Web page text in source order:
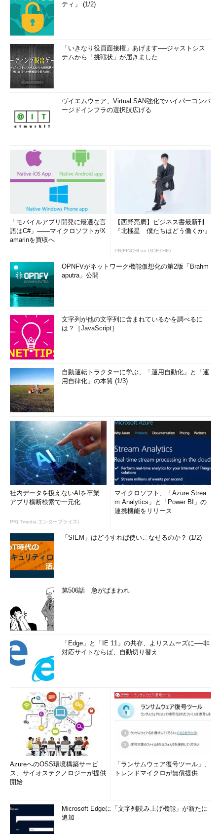
画面6 ポリシー管理用テンプレートを使用したWindows D
efenderの構成
Windows Defenderは自身にスケジュールスキャン機能を備え
ておらず、既定では自動メンテナンスタスクと連動して、更新と
スキャンが行われます。ポリシーを使用すると、定義ファイルの
Windows Updateの代わりにマイクロソフトマルウエア対策セン
ター（MMPC）から定義ファイルを取得するように構成したりで
きます。
Windows DefenderのGUI（MSASCui.exe）を使用して、クラ
イアントPCと同じように管理したいという場合は、「
Windows Defender」の機能を追加することで対応できます（画
面7）。
画面7
「GUI for Windows Defender」の機能を追加して、
この他、レジストリの
「HKEY_LOCAL_MACHINE\SOFTWARE\Microsoft\Windows
Defender」を直接編集することで、Windows Defenderの動作を
構成することもできます。
Windows Server向けの推奨設定について
実は、前出の画面7のWindows Defenderの「Excluded files
and locations」（除外されたファイルと場所）の設定は、
Windows Server Technical Previewをインストールした直後の
既定の設定になります。Windows Server Technical Previewの
Windows Defenderは、既定で一般的なWindows Serverで推奨
既定の除外設定は、以下のサポート技術情報で説明されている
ものに、クラスター共有ボリューム（Cluster Shared Volume：
CSV）のパスである「%systemdrive%\clusterstorage」を加え
たものです。
Virus scanning recommendations for Enterprise
computers that are running currently Supported
versions of Windows
ーのパフォーマンスや正常な動作に影響しないように、クライア
ントPC以上に配慮が必要です。Windows Server Technical
PreviewのWindows Defenderで、一般的なWindows Server向け
の除外設定が既定でなされているのは、マルウエア対策に起因す
るトラブルを少なくしてくれるでしょう。
ただし、Windows Server Technical Previewにインストール
する役割や機能によって、追加の除外を設定した方がよい場合も
あります。
上記のサポート技術情報に従うなら、例えばドメインコントロ
ーラーの場合は、ディレクトリデータベース、SYSVOL共有、
DFS-R（分散ファイルシステムレプリケーション）関連のファイ
ストの場合は、仮想マシンの構成ファイル、仮想ハードディス
ク、チェックポイントの格納先パスの除外設定、および
「%windir%\System32\vmms.exe」と
ティ」 (1/2)
「いきなり役員面接権」あげます──ジャストシス
テムから「挑戦状」が届きました
ヴイエムウェア、Virtual SAN強化でハイパーコンバ
ージドインフラの選択肢広げる
「モバイルアプリ開発に最適な言
語はC#」――マイクロソフトがX
amarinを買収へ
【西野亮廣】ビジネス書最新刊
『北極星 僕たちはどう働くか』
PR(FINCHI on GOETHE)
OPNFVがネットワーク機能仮想化の第2版「Brahm
aputra」公開
文字列が他の文字列に含まれているかを調べるに
は？［JavaScript］
自動運転トラクターに学ぶ、「運用自動化」と「運
用自律化」の本質 (1/3)
社内データを扱えないAIを卒業
アプリ横断検索で一元化
PR(ITmedia エンタープライズ)
マイクロソフト、「Azure Strea
m Analytics」と「Power BI」の
連携機能をリリース
「SIEM」はどうすれば使いこなせるのか？ (1/2)
第506話 急がばまわれ
「Edge」と「IE 11」の共存、よりスムーズに──非
対応サイトならば、自動切り替え
AzureへのOSS環境構築サービ
ス、サイオステクノロジーが提供
開始
「ランサムウェア復号ツール」、
トレンドマイクロが無償提供
Microsoft Edgeに「文字列読み上げ機能」が新たに
追加